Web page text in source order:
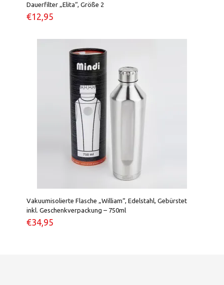
Dauerfilter „Elita“, Größe 2
€12,95
Vakuumisolierte Flasche „William“, Edelstahl, Gebürstet
inkl. Geschenkverpackung – 750ml
€34,95